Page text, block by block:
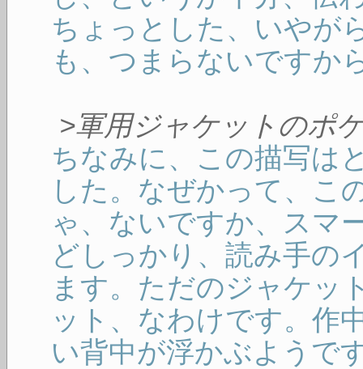
ちょっとした、いやが
も、つまらないですか
>軍用ジャケットのポ
ちなみに、この描写は
した。なぜかって、こ
ゃ、ないですか、スマ
どしっかり、読み手の
ます。ただのジャケッ
ット、なわけです。作
い背中が浮かぶようで